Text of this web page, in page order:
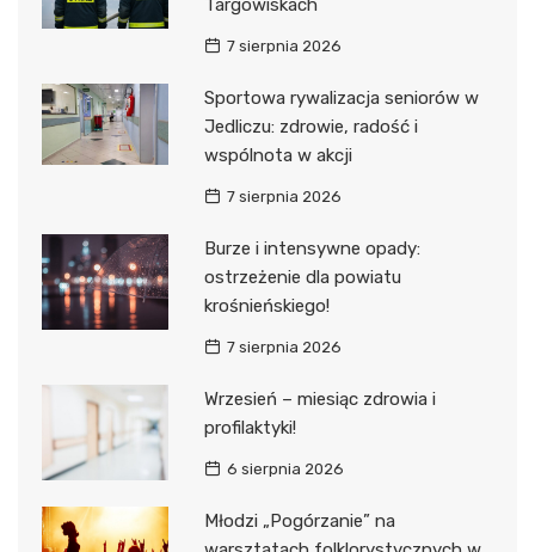
Targowiskach
7 sierpnia 2026
Sportowa rywalizacja seniorów w
Jedliczu: zdrowie, radość i
wspólnota w akcji
7 sierpnia 2026
Burze i intensywne opady:
ostrzeżenie dla powiatu
krośnieńskiego!
7 sierpnia 2026
Wrzesień – miesiąc zdrowia i
profilaktyki!
6 sierpnia 2026
Młodzi „Pogórzanie” na